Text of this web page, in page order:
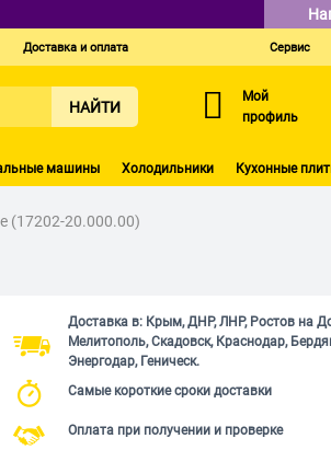
Доставка и оплата Сервис
НАЙТИ
Мой
профиль
машины Холодильники Кухонные
(17202-20.000.00)
Доставка в: Крым, ДНР, ЛНР, Ростов на
Мелитополь, Скадовск, Краснодар,
Энергодар, Геническ.
Самые короткие сроки доставки
Оплата при получении и проверке